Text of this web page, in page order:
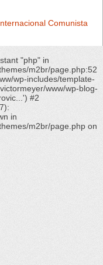
Comunista
"php" in
m2br/page.php:52
wp-includes/template-
www/wp-blog-
#2
in
m2br/page.php on